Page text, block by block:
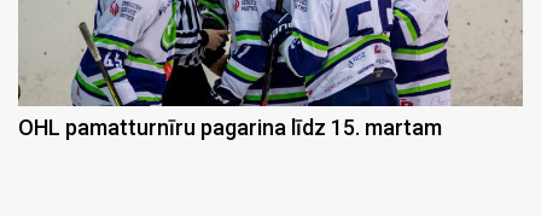
OHL pamatturnīru pagarina līdz 15. martam